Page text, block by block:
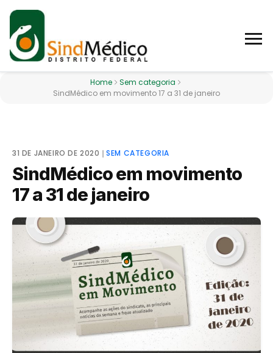
Home
Sem categoria
SindMédico em movimento 17 a 31 de janeiro
31 DE JANEIRO DE 2020 ❘SEM CATEGORIA
SindMédico em movimento
17 a 31 de janeiro